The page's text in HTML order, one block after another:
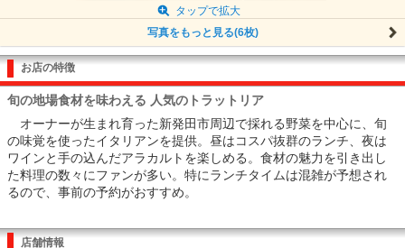
タップで拡大
写真をもっと見る(6枚)
お店の特徴
旬の地場食材を味わえる 人気のトラットリア
オーナーが生まれ育った新発田市周辺で採れる野菜を中心に、旬
の味覚を使ったイタリアンを提供。昼はコスパ抜群のランチ、夜は
ワインと手の込んだアラカルトを楽しめる。食材の魅力を引き出し
た料理の数々にファンが多い。特にランチタイムは混雑が予想され
るので、事前の予約がおすすめ。
店舗情報